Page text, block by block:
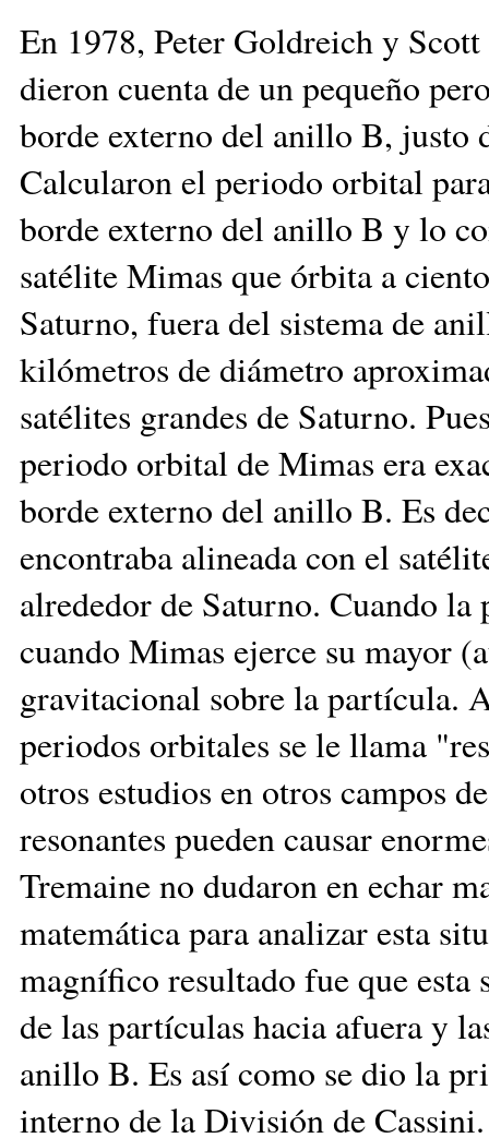
En 1978, Peter Goldreich y
dieron cuenta de un pequeño
borde externo del anillo B, justo
Calcularon el periodo orbital
borde externo del anillo B y lo
satélite Mimas que órbita a
Saturno, fuera del sistema de
kilómetros de diámetro
satélites grandes de Saturno.
periodo orbital de Mimas era
borde externo del anillo B. Es
encontraba alineada con el
alrededor de Saturno. Cuando
cuando Mimas ejerce su mayor
gravitacional sobre la partícula.
periodos orbitales se le llama
otros estudios en otros campos
resonantes pueden causar
Tremaine no dudaron en echar
matemática para analizar esta
magnífico resultado fue que
de las partículas hacia afuera y
anillo B. Es así como se dio la
interno de la División de